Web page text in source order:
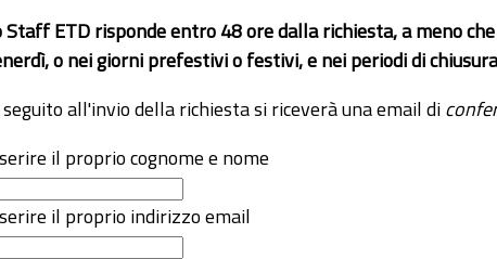
Staff ETD risponde entro 48 ore dalla richiesta, a meno
o nei giorni prefestivi o festivi, e nei periodi di
all'invio della richiesta si riceverà una email di
il proprio cognome e nome
il proprio indirizzo email